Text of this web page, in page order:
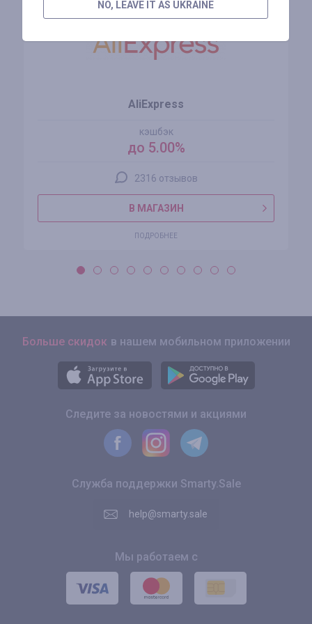
AliExpress
кэшбэк
до 5.00%
2316 отзывов
В МАГАЗИН
ПОДРОБНЕЕ
Больше скидок в нашем мобильном приложении
Следите за новостями и акциями
Служба поддержки Smarty.Sale
help@smarty.sale
Мы работаем с
NO, LEAVE IT AS UKRAINE